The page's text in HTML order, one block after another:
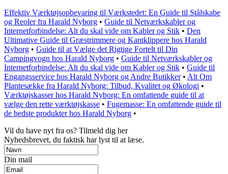
Effektiv Værktøjsopbevaring til Værkstedet: En Guide til Stålskabe
og Reoler fra Harald Nyborg • Guide til Netværkskabler og
Internetforbindelse: Alt du skal vide om Kabler og Stik • Den
Ultimative Guide til Græstrimmere og Kantklippere hos Harald
Nyborg • Guide til at Vælge det Rigtige Fortelt til Din
Campingvogn hos Harald Nyborg • Guide til Netværkskabler og
Internetforbindelse: Alt du skal vide om Kabler og Stik • Guide til
Engangsservice hos Harald Nyborg og Andre Butikker• Alt Om
Plantesække fra Harald Nyborg: Tilbud, Kvalitet og Økologi •
Værktøjskasser hos Harald Nyborg: En omfattende guide til at
vælge den rette værktøjskasse • Fugemasse: En omfattende guide til
de bedste produkter hos Harald Nyborg •
Vil du have nyt fra os? Tilmeld dig her
Nyhedsbrevet, du faktisk har lyst til at læse.
Din mail